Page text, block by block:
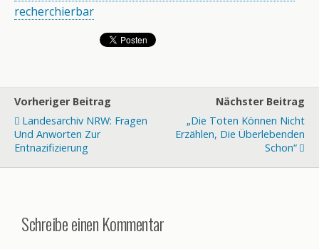
recherchierbar
Vorheriger Beitrag
Landesarchiv NRW: Fragen
Und Anworten Zur
Entnazifizierung
Nächster Beitrag
„Die Toten Können Nicht
Erzählen, Die Überlebenden
Schon“
Schreibe einen Kommentar